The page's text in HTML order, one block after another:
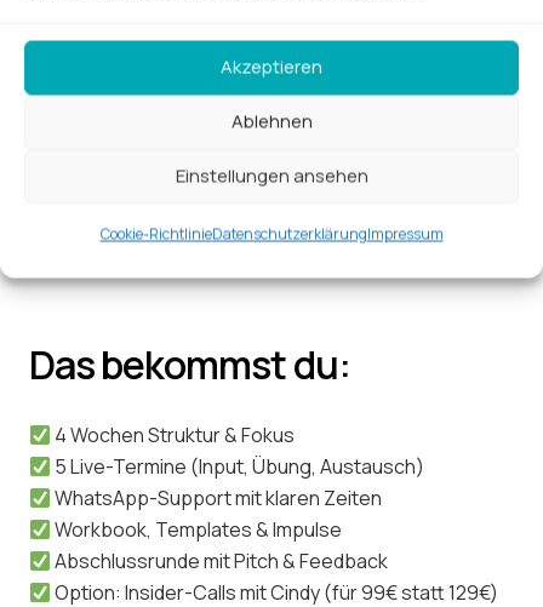
Akzeptieren
Ablehnen
Einstellungen ansehen
Cookie-RichtlinieDatenschutzerklärungImpressum
Das bekommst du:
4 Wochen Struktur & Fokus
5 Live-Termine (Input, Übung, Austausch)
WhatsApp-Support mit klaren Zeiten
Workbook, Templates & Impulse
Abschlussrunde mit Pitch & Feedback
Option: Insider-Calls mit Cindy (für 99€ statt 129€)